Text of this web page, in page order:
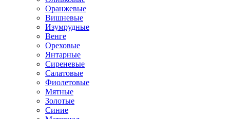
Оранжевые
Вишневые
Изумрудные
Венге
Ореховые
Янтарные
Сиреневые
Салатовые
Фиолетовые
Мятные
Золотые
Синие